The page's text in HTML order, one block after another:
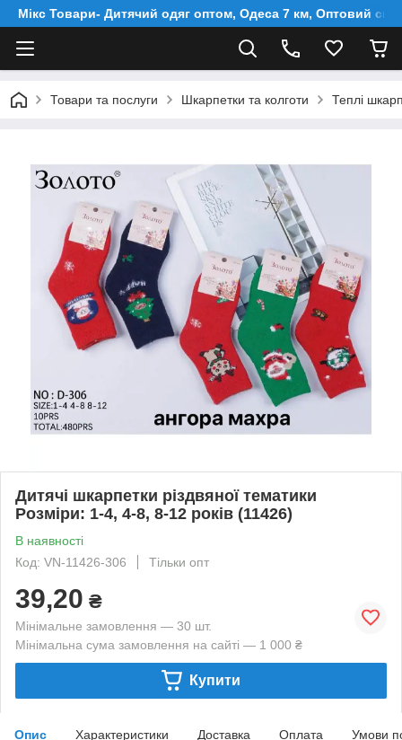
Мікс Товари- Дитячий одяг оптом, Одеса 7 км, Оптовий
Товари та послуги Шкарпетки та колготи Теплі
Дитячі шкарпетки різдвяної тематики
Розміри: 1-4, 4-8, 8-12 років (11426)
В наявності
Код: VN-11426-306
Тільки опт
39,20 ₴
Мінімальне замовлення — 30 шт.
Мінімальна сума замовлення на сайті — 1 000 ₴
Купити
Опис Характеристики Доставка Оплата Умови